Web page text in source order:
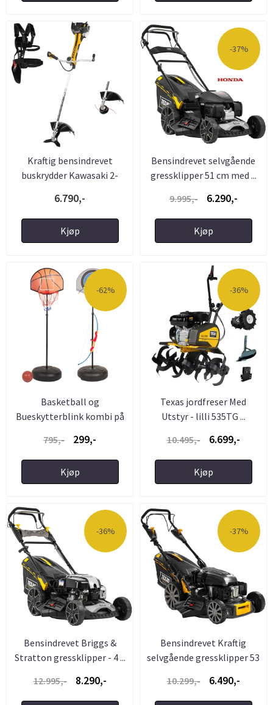
Kraftig bensindrevet
buskrydder Kawasaki 2-
6.790,-
Kjøp
-37%
Bensindrevet selvgående
gressklipper 51 cm med ...
9.995,-
6.290,-
Kjøp
-62%
Basketball og
Bueskytterblink kombi på
795,- 299,-
Kjøp
-36%
Texas jordfreser Med
Utstyr - lilli 535TG ...
10.495,-
6.699,-
Kjøp
-36%
Bensindrevet Briggs &
Stratton gressklipper - 4 ...
12.995,-
8.290,-
-37%
Bensindrevet Kraftig
selvgående gressklipper 53
10.299,- 6.490,-